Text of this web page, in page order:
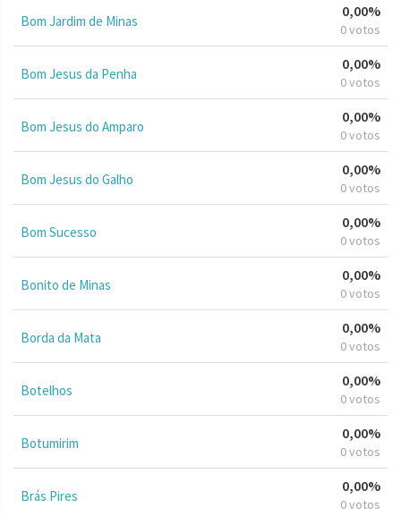
Bom Jardim de Minas
0,00%
0 votos
Bom Jesus da Penha
0,00%
0 votos
Bom Jesus do Amparo
0,00%
0 votos
Bom Jesus do Galho
0,00%
0 votos
Bom Sucesso
0,00%
0 votos
Bonito de Minas
0,00%
0 votos
Borda da Mata
0,00%
0 votos
Botelhos
0,00%
0 votos
Botumirim
0,00%
0 votos
Brás Pires
0,00%
0 votos